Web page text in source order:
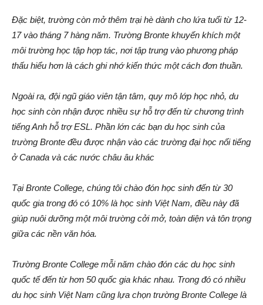
Đặc biệt, trường còn mở thêm trại hè dành cho lứa tuổi từ 12-
17 vào tháng 7 hàng năm. Trường Bronte khuyến khích một
môi trường học tập hợp tác, nơi tập trung vào phương pháp
thấu hiểu hơn là cách ghi nhớ kiến thức một cách đơn thuần.
Ngoài ra, đội ngũ giáo viên tận tâm, quy mô lớp học nhỏ, du
học sinh còn nhận được nhiều sự hỗ trợ đến từ chương trình
tiếng Anh hỗ trợ ESL. Phần lớn các bạn du học sinh của
trường Bronte đều được nhận vào các trường đại học nổi tiếng
ở Canada và các nước châu âu khác
Tại Bronte College, chúng tôi chào đón học sinh đến từ 30
quốc gia trong đó có 10% là học sinh Việt Nam, điều này đã
giúp nuôi dưỡng một môi trường cởi mở, toàn diện và tôn trọng
giữa các nền văn hóa.
Trường Bronte College mỗi năm chào đón các du học sinh
quốc tế đến từ hơn 50 quốc gia khác nhau. Trong đó có nhiều
du học sinh Việt Nam cũng lựa chọn trường Bronte College là